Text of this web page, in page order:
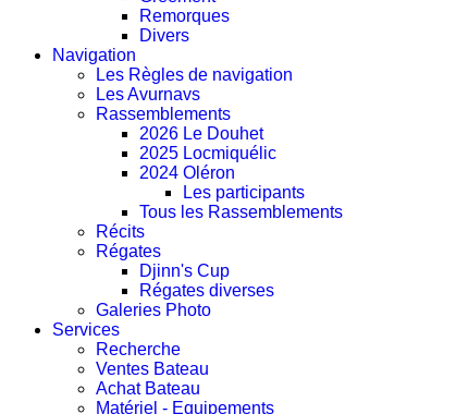
Remorques
Divers
Navigation
Les Règles de navigation
Les Avurnavs
Rassemblements
2026 Le Douhet
2025 Locmiquélic
2024 Oléron
Les participants
Tous les Rassemblements
Récits
Régates
Djinn's Cup
Régates diverses
Galeries Photo
Services
Recherche
Ventes Bateau
Achat Bateau
Matériel - Equipements